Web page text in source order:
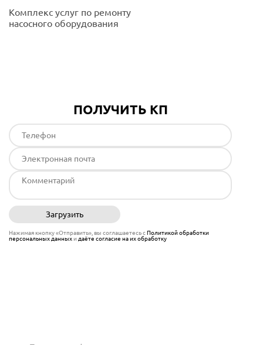
Комплекс услуг по ремонту
насосного оборудования
ПОЛУЧИТЬ КП
Загрузить
Нажимая кнопку «Отправить», вы соглашаетесь сПолитикой обработки
персональных данныхи даёте согласие на их обработку